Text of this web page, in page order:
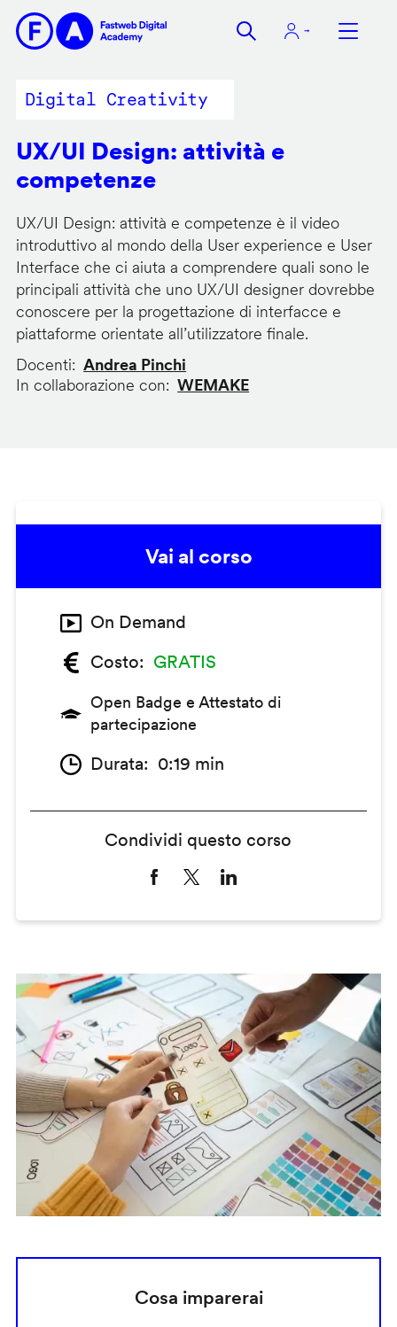
contenuto
Digital Creativity
UX/UI Design: attività e
competenze
UX/UI Design: attività e competenze è il video
introduttivo al mondo della User experience e User
Interface che ci aiuta a comprendere quali sono le
principali attività che uno UX/UI designer dovrebbe
conoscere per la progettazione di interfacce e
piattaforme orientate all’utilizzatore finale.
Docenti
Andrea Pinchi
In collaborazione con
WEMAKE
Vai al corso
On Demand
Costo
GRATIS
Open Badge e Attestato di
partecipazione
Durata 0:19 min
Condividi questo corso
Cosa imparerai